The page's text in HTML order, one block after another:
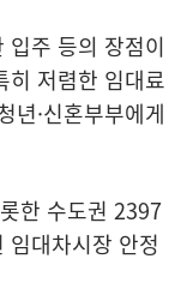
입주 등의 장점이
히 저렴한 임대료
년·신혼부부에게
한 수도권 2397
임대차시장 안정